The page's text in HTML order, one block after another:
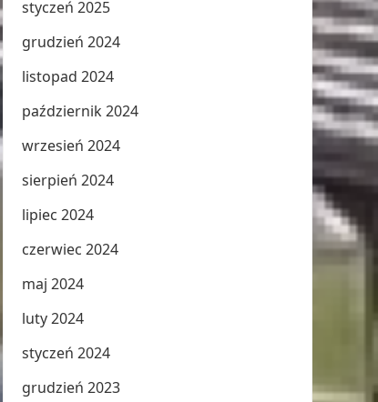
styczeń 2025
grudzień 2024
listopad 2024
październik 2024
wrzesień 2024
sierpień 2024
lipiec 2024
czerwiec 2024
maj 2024
luty 2024
styczeń 2024
grudzień 2023